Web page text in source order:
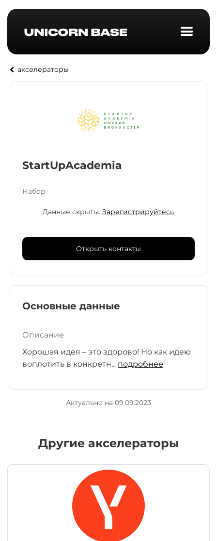
акселераторы
StartUpAcademia
Набор
Данные скрыты. Зарегистрируйтесь
Открыть контакты
Основные данные
Описание
Хорошая идея – это здорово! Но как идею
воплотить в конкретн... подробнее
Актуально на 09.09.2023
Другие акселераторы